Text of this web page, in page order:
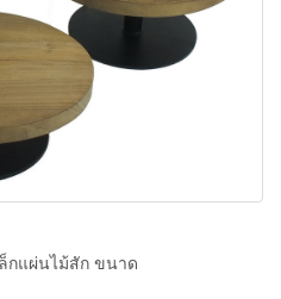
กแผ่นไม้สัก ขนาด